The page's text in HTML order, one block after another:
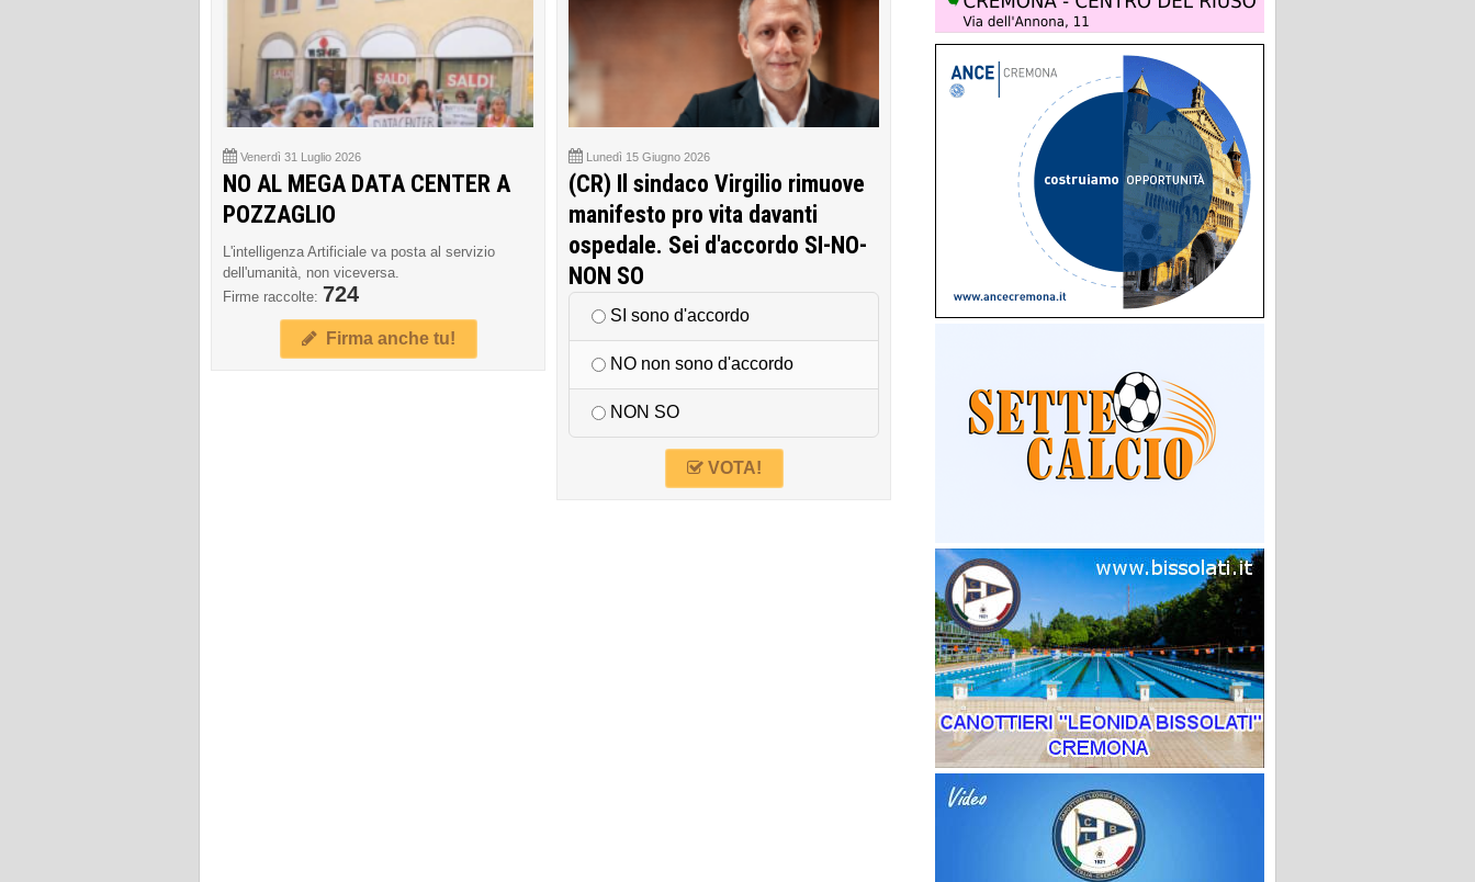
Venerdì 31 Luglio 2026
NO AL MEGA DATA CENTER A
POZZAGLIO
L'intelligenza Artificiale va posta al servizio
dell'umanità, non viceversa.
Firme raccolte: 724
Firma anche tu!
Lunedì 15 Giugno 2026
(CR) Il sindaco Virgilio rimuove
manifesto pro vita davanti
ospedale. Sei d'accordo SI-NO-
NON SO
SI sono d'accordo
NO non sono d'accordo
NON SO
VOTA!